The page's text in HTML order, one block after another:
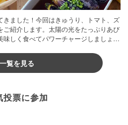
きました！今回はきゅうり、トマト、ズ
ご紹介します。太陽の光をたっぷりあび
しく食べてパワーチャージしましょう
一覧を見る
投票に参加